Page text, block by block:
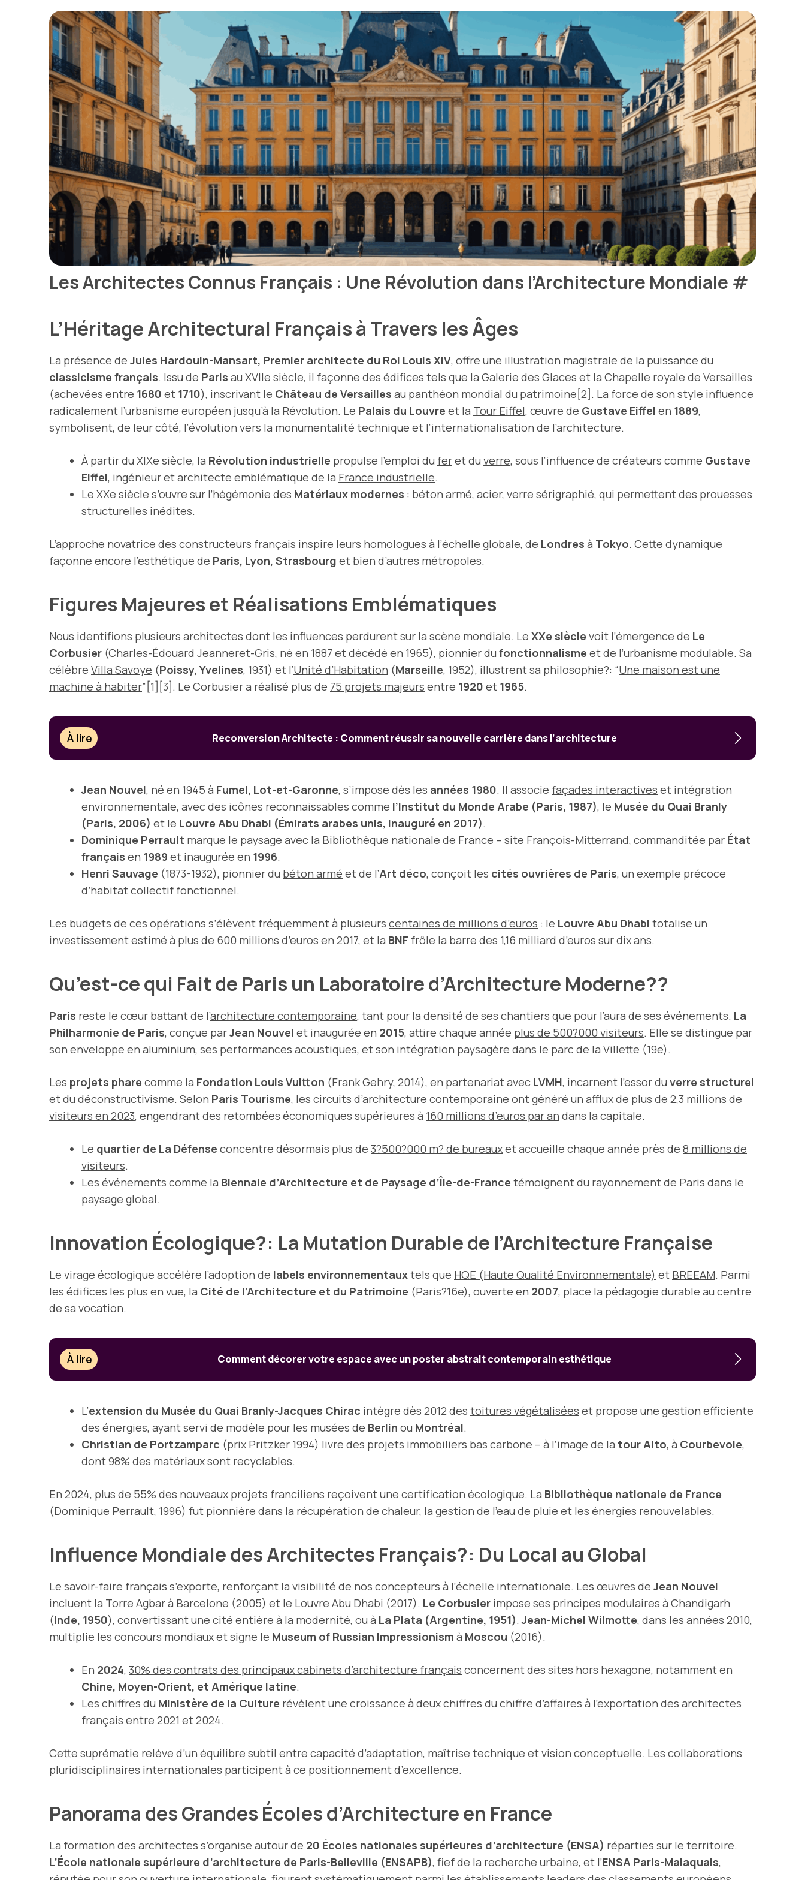
Les Architectes Connus Français : Une Révolution dans l’Architecture Mondiale #
L’Héritage Architectural Français à Travers les Âges
La présence deJules Hardouin-Mansart, Premier architecte du Roi Louis XIV, offre une illustration magistrale de la puissance du
classicisme français. Issu de Paris au XVIIe siècle, il façonne des édifices tels que la Galerie des Glaces et la Chapelle royale de Versailles
(achevées entre 1680 et 1710), inscrivant le Château de Versailles au panthéon mondial du patrimoine[2]. La force de son style influence
radicalement l’urbanisme européen jusqu’à la Révolution. Le Palais du Louvre et la Tour Eiffel, œuvre de Gustave Eiffel en 1889,
symbolisent, de leur côté, l’évolution vers la monumentalité technique et l’internationalisation de l’architecture.
À partir du XIXe siècle, la Révolution industrielle propulse l’emploi du feret du verre, sous l’influence de créateurs comme Gustave
Eiffel, ingénieur et architecte emblématique de la France industrielle.
Le XXe siècle s’ouvre sur l’hégémonie des Matériaux modernes : béton armé, acier, verre sérigraphié, qui permettent des prouesses
structurelles inédites.
L’approche novatrice des constructeurs français inspire leurs homologues à l’échelle globale, de Londres à Tokyo. Cette dynamique
façonne encore l’esthétique de Paris, Lyon, Strasbourg et bien d’autres métropoles.
Figures Majeures et Réalisations Emblématiques
Nous identifions plusieurs architectes dont les influences perdurent sur la scène mondiale. Le XXe siècle voit l’émergence de Le
Corbusier (Charles-Édouard Jeanneret-Gris, né en 1887 et décédé en 1965), pionnier du fonctionnalisme et de l’urbanisme modulable. Sa
célèbre Villa Savoye (Poissy, Yvelines, 1931) et l’Unité d’Habitation (Marseille, 1952), illustrent sa philosophie?: “Une maison est une
machine à habiter”[1][3]. Le Corbusier a réalisé plus de 75 projets majeurs entre 1920 et 1965.
À lire Reconversion Architecte : Comment réussir sa nouvelle carrière dans l’architecture
Jean Nouvel, né en 1945 à Fumel, Lot-et-Garonne, s’impose dès les années 1980. Il associe façades interactives et intégration
environnementale, avec des icônes reconnaissables comme l’Institut du Monde Arabe (Paris, 1987), le Musée du Quai Branly
(Paris, 2006) et le Louvre Abu Dhabi (Émirats arabes unis, inauguré en 2017).
Dominique Perrault marque le paysage avec la Bibliothèque nationale de France – site François-Mitterrand, commanditée par État
français en 1989 et inaugurée en 1996.
Henri Sauvage (1873-1932), pionnier du béton armé et de l’Art déco, conçoit les cités ouvrières de Paris, un exemple précoce
d’habitat collectif fonctionnel.
Les budgets de ces opérations s’élèvent fréquemment à plusieurs centaines de millions d’euros : le Louvre Abu Dhabi totalise un
investissement estimé à plus de 600 millions d’euros en 2017, et la BNF frôle la barre des 1,16 milliard d’euros sur dix ans.
Qu’est-ce qui Fait de Paris un Laboratoire d’Architecture Moderne??
Paris reste le cœur battant de l’architecture contemporaine, tant pour la densité de ses chantiers que pour l’aura de ses événements. La
Philharmonie de Paris, conçue parJean Nouvel et inaugurée en 2015, attire chaque année plus de 500?000 visiteurs. Elle se distingue par
son enveloppe en aluminium, ses performances acoustiques, et son intégration paysagère dans le parc de la Villette (19e).
Les projets phare comme la Fondation Louis Vuitton (Frank Gehry, 2014), en partenariat avec LVMH, incarnent l’essor du verre structurel
et du déconstructivisme. Selon Paris Tourisme, les circuits d’architecture contemporaine ont généré un afflux de plus de 2,3 millions de
visiteurs en 2023, engendrant des retombées économiques supérieures à 160 millions d’euros par an dans la capitale.
Le quartier de La Défense concentre désormais plus de 3?500?000 m? de bureauxet accueille chaque année près de 8 millions de
visiteurs.
Les événements comme la Biennale d’Architecture et de Paysage d’Île-de-France témoignent du rayonnement de Paris dans le
paysage global.
Innovation Écologique?: La Mutation Durable de l’Architecture Française
Le virage écologique accélère l’adoption de labels environnementauxtels que HQE (Haute Qualité Environnementale) et BREEAM. Parmi
les édifices les plus en vue, la Cité de l’Architecture et du Patrimoine (Paris?16e), ouverte en 2007, place la pédagogie durable au centre
de sa vocation.
À lire Comment décorer votre espace avec un poster abstrait contemporain esthétique
L’extension du Musée du Quai Branly-Jacques Chirac intègre dès 2012 des toitures végétalisées et propose une gestion efficiente
des énergies, ayant servi de modèle pour les musées de Berlin ou Montréal.
Christian de Portzamparc (prix Pritzker 1994) livre des projets immobiliers bas carbone – à l’image de la tour Alto, à Courbevoie,
dont98% des matériaux sont recyclables.
En 2024, plus de 55% des nouveaux projets franciliens reçoivent une certification écologique. La Bibliothèque nationale de France
(Dominique Perrault, 1996) fut pionnière dans la récupération de chaleur, la gestion de l’eau de pluie et les énergies renouvelables.
Influence Mondiale des Architectes Français?: Du Local au Global
Le savoir-faire français s’exporte, renforçant la visibilité de nos concepteurs à l’échelle internationale. Les œuvres deJean Nouvel
incluent la Torre Agbar à Barcelone (2005) et le Louvre Abu Dhabi (2017). Le Corbusier impose ses principes modulaires à Chandigarh
(Inde, 1950), convertissant une cité entière à la modernité, ou à La Plata (Argentine, 1951).Jean-Michel Wilmotte, dans les années 2010,
multiplie les concours mondiaux et signe le Museum of Russian Impressionism à Moscou (2016).
En 2024, 30% des contrats des principaux cabinets d’architecture français concernent des sites hors hexagone, notamment en
Chine, Moyen-Orient, et Amérique latine.
Les chiffres du Ministère de la Culture révèlent une croissance à deux chiffres du chiffre d’affaires à l’exportation des architectes
français entre 2021 et 2024.
Cette suprématie relève d’un équilibre subtil entre capacité d’adaptation, maîtrise technique et vision conceptuelle. Les collaborations
pluridisciplinaires internationales participent à ce positionnement d’excellence.
Panorama des Grandes Écoles d’Architecture en France
La formation des architectes s’organise autour de 20 Écoles nationales supérieures d’architecture (ENSA) réparties sur le territoire.
L’École nationale supérieure d’architecture de Paris-Belleville (ENSAPB), fief de la recherche urbaine, et l’ENSA Paris-Malaquais,